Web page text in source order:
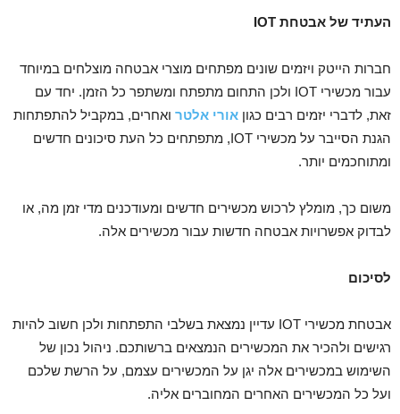
העתיד של אבטחת IOT
חברות הייטק ויזמים שונים מפתחים מוצרי אבטחה מוצלחים במיוחד
עבור מכשירי IOT ולכן התחום מתפתח ומשתפר כל הזמן. יחד עם
זאת, לדברי יזמים רבים כגון אורי אלטר ואחרים, במקביל להתפתחות
הגנת הסייבר על מכשירי IOT, מתפתחים כל העת סיכונים חדשים
ומתוחכמים יותר.
משום כך, מומלץ לרכוש מכשירים חדשים ומעודכנים מדי זמן מה, או
לבדוק אפשרויות אבטחה חדשות עבור מכשירים אלה.
לסיכום
אבטחת מכשירי IOT עדיין נמצאת בשלבי התפתחות ולכן חשוב להיות
רגישים ולהכיר את המכשירים הנמצאים ברשותכם. ניהול נכון של
השימוש במכשירים אלה יגן על המכשירים עצמם, על הרשת שלכם
ועל כל המכשירים האחרים המחוברים אליה.